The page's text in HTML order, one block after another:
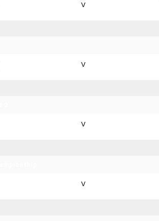
V
V
V
V